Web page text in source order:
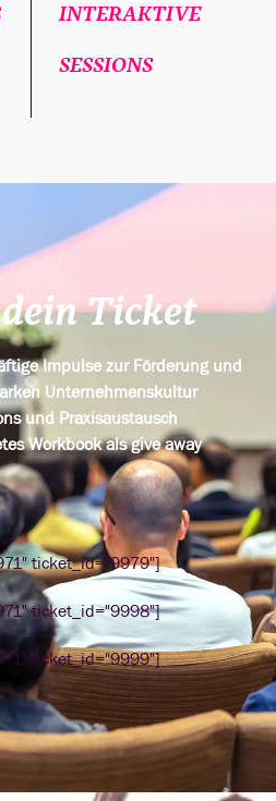
INTERAKTIVE
SESSIONS
Ticket
Impulse zur Förderung und
Unternehmenskultur
und Praxisaustausch
Workbook als give away
ticket_id="9979"]
ticket_id="9998"]
ticket_id="9999"]